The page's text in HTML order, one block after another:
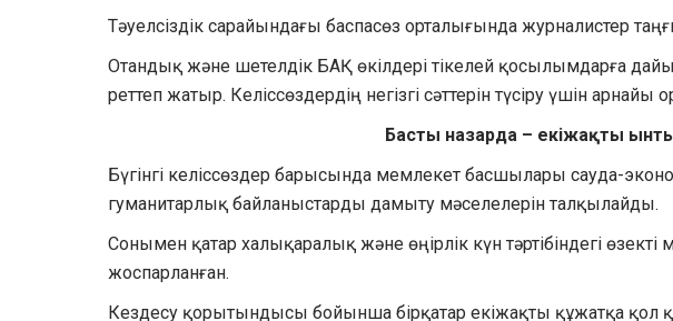
Тәуелсіздік сарайындағы баспасөз орталығында журналистер
Отандық және шетелдік БАҚ өкілдері тікелей қосылымдарға
реттеп жатыр. Келіссөздердің негізгі сәттерін түсіру үшін арнайы
Басты назарда – екіжақты
Бүгінгі келіссөздер барысында мемлекет басшылары сауда-
гуманитарлық байланыстарды дамыту мәселелерін талқылайды.
Сонымен қатар халықаралық және өңірлік күн тәртібіндегі
жоспарланған.
Кездесу қорытындысы бойынша бірқатар екіжақты құжатқа қол